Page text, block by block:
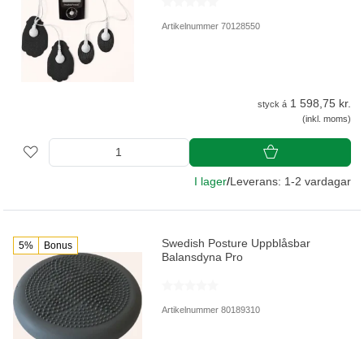
Artikelnummer 70128550
styck á 1 598,75 kr.
(inkl. moms)
I lager/Leverans: 1-2 vardagar
5% Bonus
Swedish Posture Uppblåsbar
Balansdyna Pro
Artikelnummer 80189310